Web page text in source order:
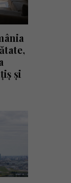
și